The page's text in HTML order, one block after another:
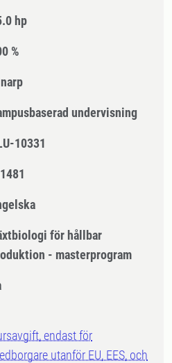
hp
%
undervisning
10331
för hållbar
- masterprogram
endast för
utanför EU, EES, och